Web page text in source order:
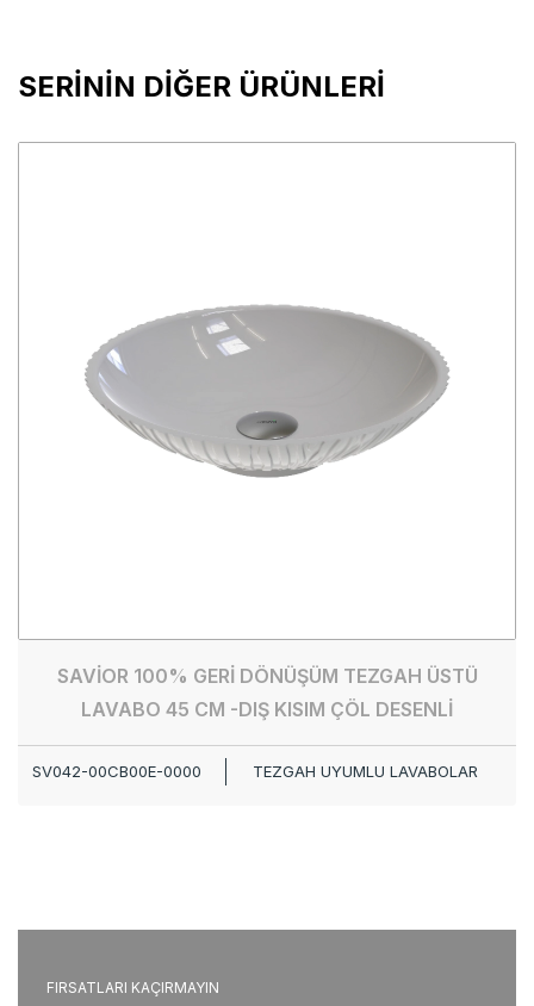
SERİNİN DİĞER ÜRÜNLERİ
SAVİOR 100% GERİ DÖNÜŞÜM TEZGAH ÜSTÜ
LAVABO 45 CM -DIŞ KISIM ÇÖL DESENLİ
SV042-00CB00E-0000 TEZGAH UYUMLU LAVABOLAR
FIRSATLARI KAÇIRMAYIN